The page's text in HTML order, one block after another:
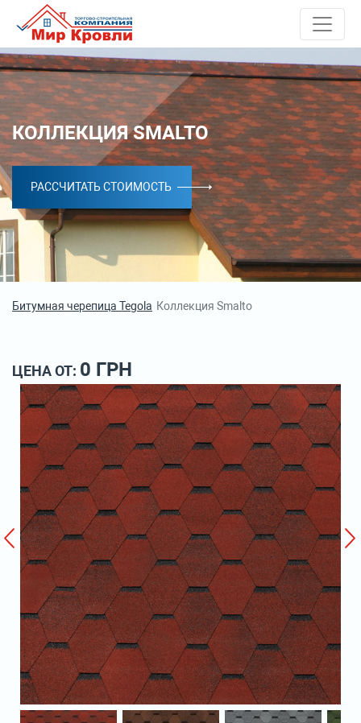
КОЛЛЕКЦИЯ SMALTO
РАССЧИТАТЬ СТОИМОСТЬ
Битумная черепица Tegola Коллекция Smalto
ЦЕНА ОТ: 0 ГРН